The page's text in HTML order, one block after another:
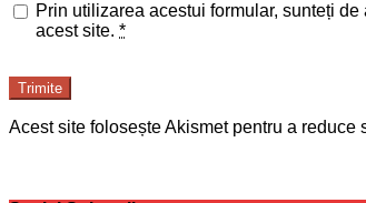
Prin utilizarea acestui formular, sunteți
acest site. *
Trimite
Acest site folosește Akismet pentru a reduce